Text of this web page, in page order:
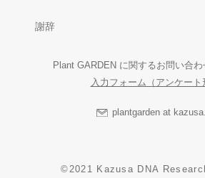
謝辞
Plant GARDEN に関するお問い合
入力フォーム（アンケート
plantgarden at
©2021 Kazusa DNA